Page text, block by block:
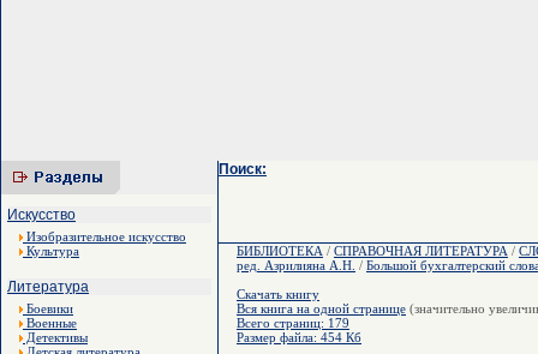
Искусство
Изобразительное искусство
Культура
Литература
Боевики
Военные
Детективы
Поиск:
БИБЛИОТЕКА / СПРАВОЧНАЯ ЛИТЕРАТУРА /
ред. Азрилияна А.Н. / Большой бухгалтерский
Скачать книгу
Вся книга на одной странице (значительно
Всего страниц: 179
Размер файла: 454 Кб